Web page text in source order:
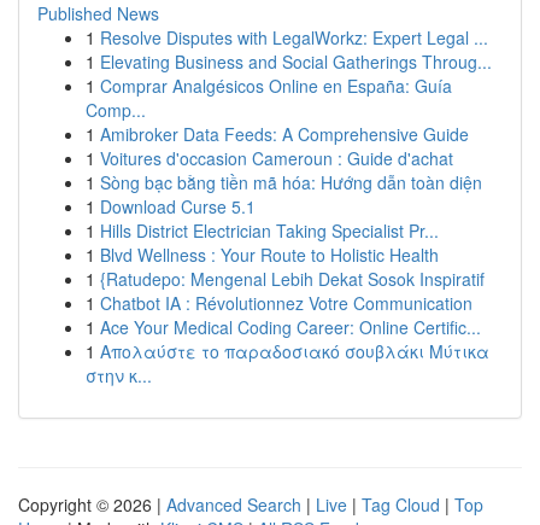
Published News
1 Resolve Disputes with LegalWorkz: Expert Legal ...
1 Elevating Business and Social Gatherings Throug...
1 Comprar Analgésicos Online en España: Guía
Comp...
1 Amibroker Data Feeds: A Comprehensive Guide
1 Voitures d'occasion Cameroun : Guide d'achat
1 Sòng bạc bằng tiền mã hóa: Hướng dẫn toàn diện
1 Download Curse 5.1
1 Hills District Electrician Taking Specialist Pr...
1 Blvd Wellness : Your Route to Holistic Health
1 {Ratudepo: Mengenal Lebih Dekat Sosok Inspiratif
1 Chatbot IA : Révolutionnez Votre Communication
1 Ace Your Medical Coding Career: Online Certific...
1 Απολαύστε το παραδοσιακό σουβλάκι Μύτικα
στην κ...
Copyright © 2026 | Advanced Search | Live | Tag Cloud | Top